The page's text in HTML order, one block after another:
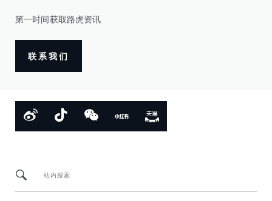
第一时间获取路虎资讯
联系我们
站内搜索